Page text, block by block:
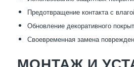
Предотвращение контакта с
Обновление декоративного
Своевременная замена